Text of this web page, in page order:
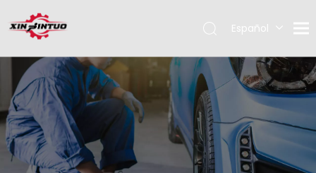
Español
Pусский